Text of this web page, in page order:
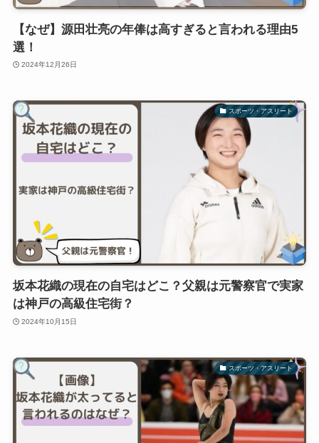
【なぜ】源田壮亮の年俸は高すぎると言われる理由5
選！
2024年12月26日
スポーツ・アスリート
坂本花織の現在の自宅はどこ？父親は元警察官で実家
は神戸の高級住宅街？
2024年10月15日
スポーツ・アスリート